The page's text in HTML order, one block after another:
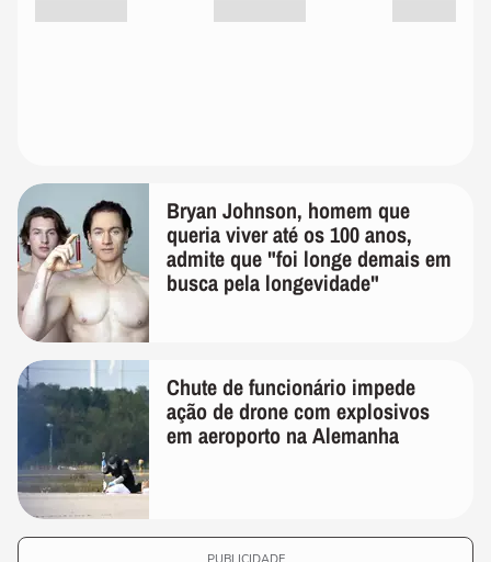
Bryan Johnson, homem que
queria viver até os 100 anos,
admite que "foi longe demais em
busca pela longevidade"
Chute de funcionário impede
ação de drone com explosivos
em aeroporto na Alemanha